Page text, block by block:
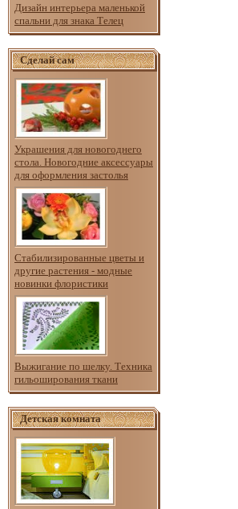
Дизайн интерьера маленькой
спальни для знака Телец
Сделай сам
Украшения для новогоднего
стола. Новогодние аксессуары
для оформления застолья
Стабилизированные цветы и
другие растения - модные
новинки флористики
Выжигание по шелку. Техника
гильоширования ткани
Детская комната